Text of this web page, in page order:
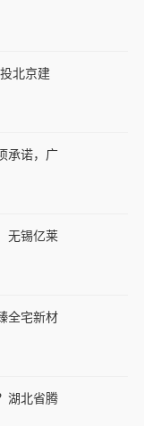
北京建
承诺，广
无锡亿莱
全宅新材
湖北省腾